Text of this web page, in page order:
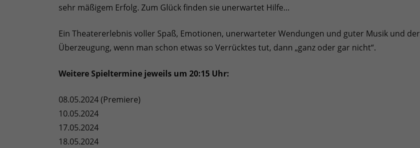
sehr mäßigem Erfolg. Zum Glück finden sie unerwartet Hilfe…
Ein Theatererlebnis voller Spaß, Emotionen, unerwarteter Wendungen und guter Musik und der
Überzeugung, wenn man schon etwas so Verrücktes tut, dann „ganz oder gar nicht“.
Weitere Spieltermine jeweils um 20:15 Uhr:
08.05.2024 (Premiere)
10.05.2024
17.05.2024
18.05.2024